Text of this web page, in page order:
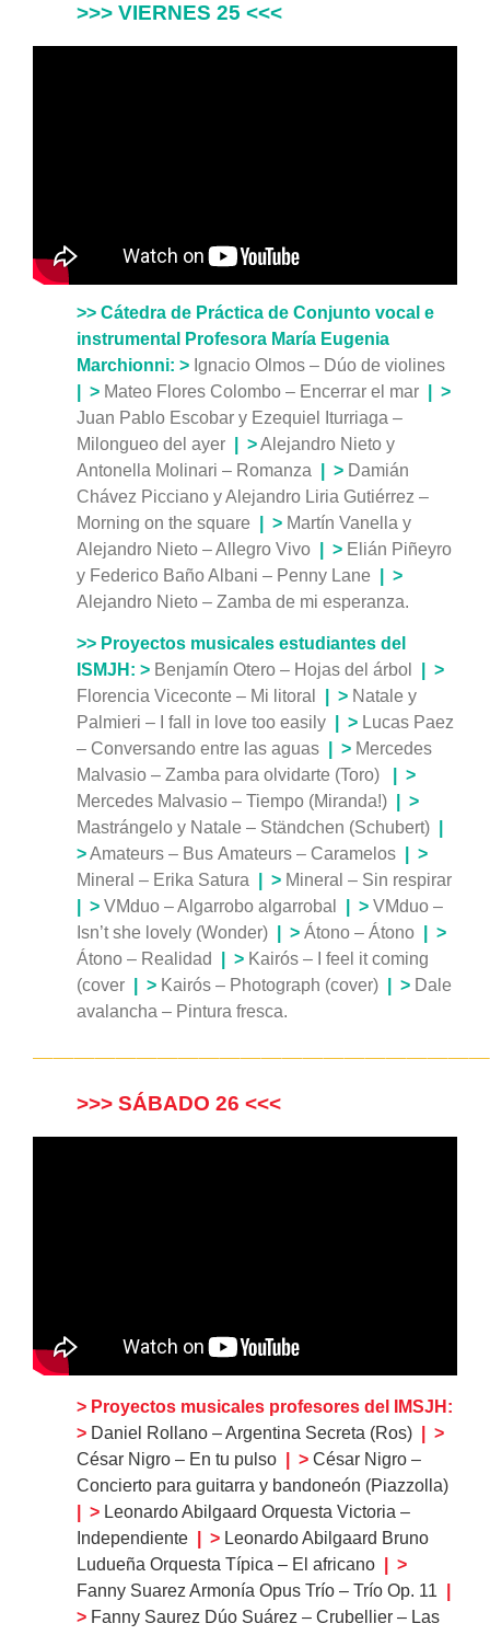
>>> VIERNES 25 <<<
>> Cátedra de Práctica de Conjunto vocal e
instrumental Profesora María Eugenia
Marchionni: > Ignacio Olmos – Dúo de violines
> Mateo Flores Colombo – Encerrar el mar
>
Juan Pablo Escobar y Ezequiel Iturriaga –
Milongueo del ayer
>Alejandro Nieto y
Antonella Molinari – Romanza
> Damián
Chávez Picciano y Alejandro Liria Gutiérrez –
Morning on the square
> Martín Vanella y
Alejandro Nieto – Allegro Vivo
> Elián Piñeyro
y Federico Baño Albani – Penny Lane
>
Alejandro Nieto – Zamba de mi esperanza.
>> Proyectos musicales estudiantes del
ISMJH: > Benjamín Otero – Hojas del árbol
>
Florencia Viceconte – Mi litoral
> Natale y
Palmieri – I fall in love too easily
> Lucas Paez
– Conversando entre las aguas
> Mercedes
Malvasio – Zamba para olvidarte (Toro)
>
Mercedes Malvasio – Tiempo (Miranda!)
>
Mastrángelo y Natale – Ständchen (Schubert)
>Amateurs – Bus Amateurs – Caramelos
>
Mineral – Erika Satura
| > Mineral – Sin respirar
> VMduo – Algarrobo algarrobal | > VMduo –
Isn’t she lovely (Wonder)
> Átono – Átono
>
Átono – Realidad
> Kairós – I feel it coming
(cover
> Kairós – Photograph (cover) > Dale
avalancha – Pintura fresca.
>>> SÁBADO 26 <<<
> Proyectos musicales profesores del IMSJH:
> Daniel Rollano – Argentina Secreta (Ros)
>
César Nigro – En tu pulso
> César Nigro –
Concierto para guitarra y bandoneón (Piazzolla)
> Leonardo Abilgaard Orquesta Victoria –
Independiente
> Leonardo Abilgaard Bruno
Ludueña Orquesta Típica – El africano
>
Fanny Suarez Armonía Opus Trío – Trío Op. 11
> Fanny Saurez Dúo Suárez – Crubellier – Las